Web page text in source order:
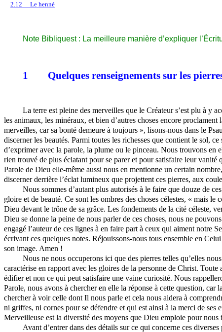
2.12
Le henné
Note Bibliquest : La meilleure manière d’expliquer
1 Quelques renseignements sur les
La terre est pleine des merveilles que le Créateur s’est plu à y
les animaux, les minéraux, et bien d’autres choses encore
merveilles, car sa bonté demeure à toujours », lisons-nous dans le
discerner les beautés. Parmi toutes les richesses que contient le sol,
d’exprimer avec la parole, la plume ou le pinceau. Nous trouvons en
rien trouvé de plus éclatant pour se parer et pour satisfaire leur vanité
Parole de Dieu elle-même aussi nous en mentionne un certain
discerner derrière l’éclat lumineux que projettent ces pierres, aux
Nous sommes d’autant plus autorisés à le faire que douze de
gloire et de beauté. Ce sont les ombres des choses célestes, « mais
Dieu devant le trône de sa grâce. Les fondements de la cité céleste,
Dieu se donne la peine de nous parler de ces choses, nous ne
engagé l’auteur de ces lignes à en faire part à ceux qui aiment notre
écrivant ces quelques notes. Réjouissons-nous tous ensemble en
son image. Amen !
Nous ne nous occuperons ici que des pierres telles qu’elles
caractérise en rapport avec les gloires de la personne de Christ.
édifier et non ce qui peut satisfaire une vaine curiosité. Nous
Parole, nous avons à chercher en elle la réponse à cette question,
chercher à voir celle dont Il nous parle et cela nous aidera à
ni griffes, ni cornes pour se défendre et qui est ainsi à la merci de
Merveilleuse est la diversité des moyens que Dieu emploie pour
Avant d’entrer dans des détails sur ce qui concerne ces